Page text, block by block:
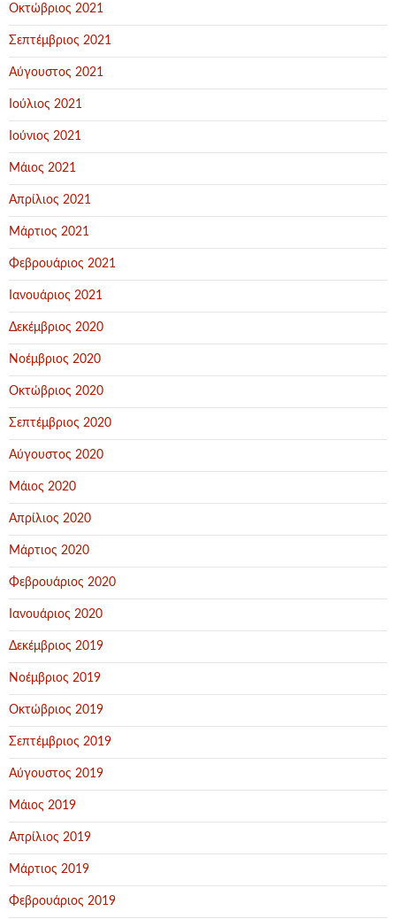
Οκτώβριος 2021
Σεπτέμβριος 2021
Αύγουστος 2021
Ιούλιος 2021
Ιούνιος 2021
Μάιος 2021
Απρίλιος 2021
Μάρτιος 2021
Φεβρουάριος 2021
Ιανουάριος 2021
Δεκέμβριος 2020
Νοέμβριος 2020
Οκτώβριος 2020
Σεπτέμβριος 2020
Αύγουστος 2020
Μάιος 2020
Απρίλιος 2020
Μάρτιος 2020
Φεβρουάριος 2020
Ιανουάριος 2020
Δεκέμβριος 2019
Νοέμβριος 2019
Οκτώβριος 2019
Σεπτέμβριος 2019
Αύγουστος 2019
Μάιος 2019
Απρίλιος 2019
Μάρτιος 2019
Φεβρουάριος 2019